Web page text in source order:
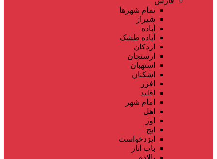
تمام شهر‌ها
شیراز
آباده
آباده طشک
اردکان
ارسنجان
استهبان
اشکنان
افزر
اقلید
امام شهر
اهل
اوز
ایج
ایزدخواست
باب انار
بالاده